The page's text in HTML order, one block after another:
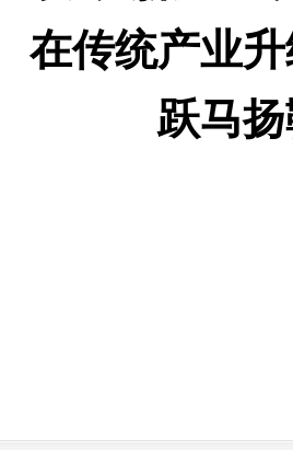
在传统产业
跃马